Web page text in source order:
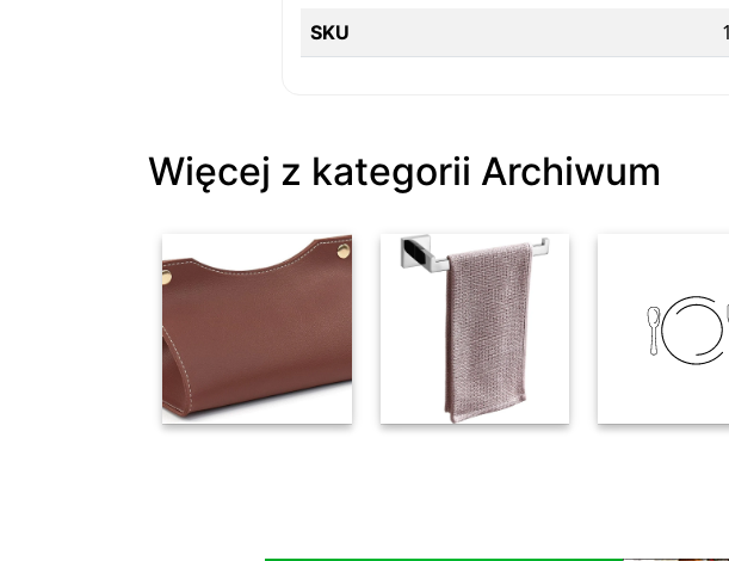
SKU
Więcej z kategorii Archiwum